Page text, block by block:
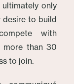
only
desire to build
with
more than 30
to join.